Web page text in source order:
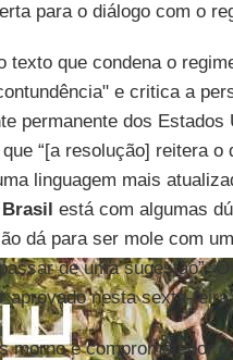
para o diálogo com o
texto que condena o
e critica a
permanente dos Estados
“[a resolução] reitera o
linguagem mais
Brasil está com algumas
dá para ser mole com
de uma sugestão”.
aprovado nesta sexta-feira.
morno e comprometedor